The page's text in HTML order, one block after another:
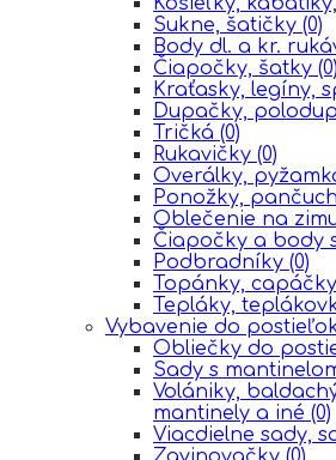
Sukne, šatičky (0)
Body dl. a kr.
Čiapočky, šatky (0)
Kraťasky, legíny,
Dupačky,
Tričká (0)
Rukavičky (0)
Overálky,
Ponožky,
Oblečenie na
Čiapočky a body
Podbradníky (0)
Topánky, capáčky
Tepláky,
Vybavenie do
Obliečky do
Sady s
Volániky,
mantinely a iné (0)
Viacdielne sady,